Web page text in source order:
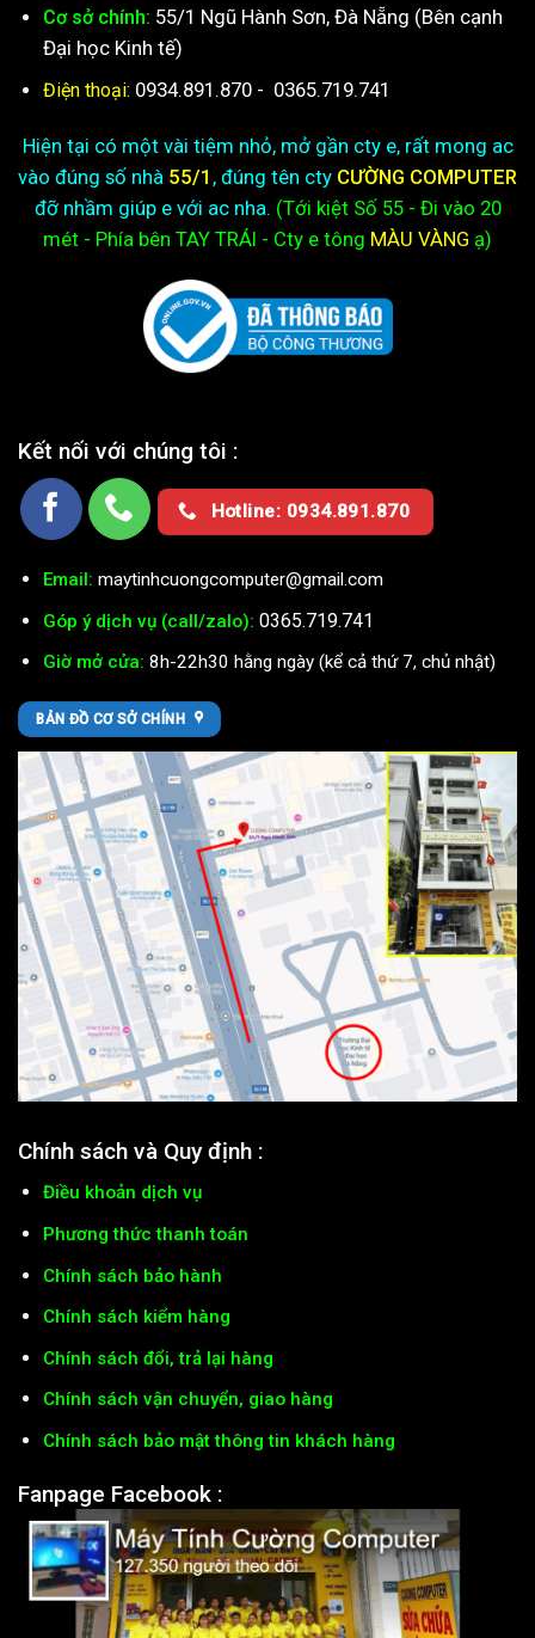
Cơ sở chính: 55/1 Ngũ Hành Sơn, Đà Nẵng (Bên cạnh
Đại học Kinh tế)
Điện thoại: 0934.891.870 - 0365.719.741
Hiện tại có một vài tiệm nhỏ, mở gần cty e, rất mong ac
vào đúng số nhà 55/1 , đúng tên cty CƯỜNG COMPUTER
đỡ nhầm giúp e với ac nha. (Tới kiệtSố 55 - Đi vào 20
mét - Phía bên TAY TRÁI - Cty e tông MÀU VÀNG ạ)
Kết nối với chúng tôi :
Hotline: 0934.891.870
Email: maytinhcuongcomputer@gmail.com
Góp ý dịch vụ (call/zalo): 0365.719.741
Giờ mở cửa: 8h-22h30 hằng ngày (kể cả thứ 7, chủ nhật)
BẢN ĐỒ CƠ SỞ CHÍNH
Chính sách và Quy định :
Điều khoản dịch vụ
Phương thức thanh toán
Chính sách bảo hành
Chính sách kiểm hàng
Chính sách đổi, trả lại hàng
Chính sách vận chuyển, giao hàng
Chính sách bảo mật thông tin khách hàng
Fanpage Facebook :